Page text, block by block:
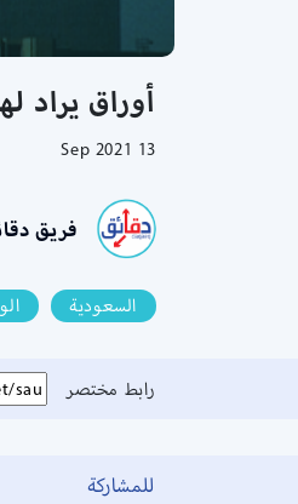
أوراق يراد لها
13 Sep 2021
فريق
السعودية
رابط مختصر
للمشاركة